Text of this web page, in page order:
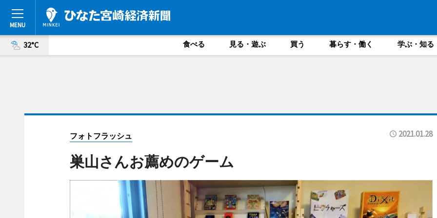
32°C 食べる 見る・遊ぶ 買う 暮らす・働く 学ぶ・知る
フォトフラッシュ 2021.01.28
巣山さんお薦めのゲーム